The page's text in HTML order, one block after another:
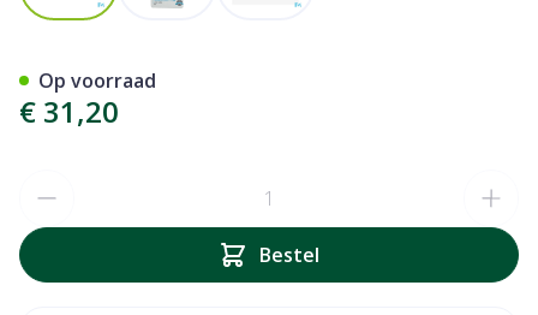
€ 31,20
Bestel
Op voorraad